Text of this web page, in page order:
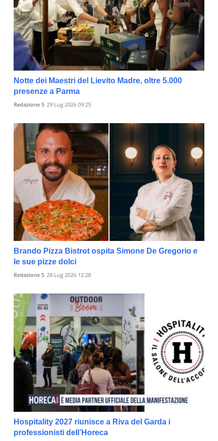
Notte dei Maestri del Lievito Madre, oltre 5.000
presenze a Parma
Redazione 5 29 Lug 2026 09:25
Brando Pizza Bistrot ospita Simone De Gregorio e
le sue pizze dolci
Redazione 5 28 Lug 2026 12:28
Hospitality 2027 riunisce a Riva del Garda i
professionisti dell’Horeca